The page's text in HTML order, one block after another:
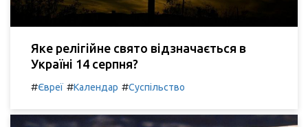
Яке релігійне свято відзначається в
Україні 14 серпня?
#Євреї #Календар #Суспільство